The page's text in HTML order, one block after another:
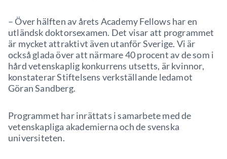
– Över hälften av årets Academy Fellows har en
utländsk doktorsexamen. Det visar att programmet
är mycket attraktivt även utanför Sverige. Vi är
också glada över att närmare 40 procent av de som i
hård vetenskaplig konkurrens utsetts, är kvinnor,
konstaterar Stiftelsens verkställande ledamot
Göran Sandberg.
Programmet har inrättats i samarbete med de
vetenskapliga akademierna och de svenska
universiteten.